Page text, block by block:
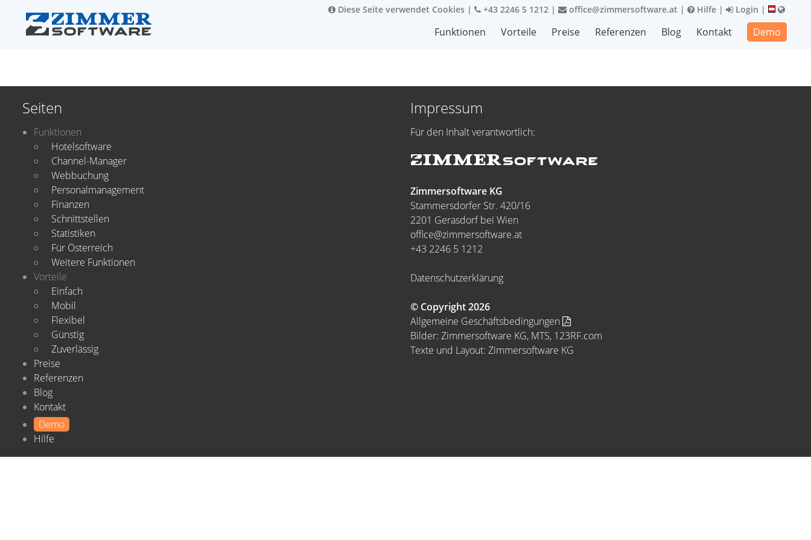
Diese Seite verwendet Cookies | +43 2246 5 1212 | office@zimmersoftware.at | Hilfe | Login |
Funktionen Vorteile Preise Referenzen Blog Kontakt Demo
Seiten
Funktionen
Hotelsoftware
Channel-Manager
Webbuchung
Personalmanagement
Finanzen
Schnittstellen
Statistiken
Für Österreich
Weitere Funktionen
Vorteile
Einfach
Mobil
Flexibel
Günstig
Zuverlässig
Preise
Referenzen
Blog
Kontakt
Demo
Hilfe
Impressum
Für den Inhalt verantwortlich:
Zimmersoftware KG
Stammersdorfer Str. 420/16
2201 Gerasdorf bei Wien
office@zimmersoftware.at
+43 2246 5 1212
Datenschutzerklärung
© Copyright 2026
Allgemeine Geschäftsbedingungen
Bilder: Zimmersoftware KG, MTS, 123RF.com
Texte und Layout: Zimmersoftware KG